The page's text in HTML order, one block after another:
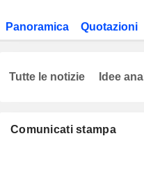
Panoramica Quotazioni
Comunicati stampa
Tutte le notizie Idee